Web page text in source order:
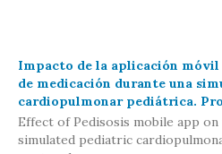
Impacto de la aplicación móvil
de medicación durante una
cardiopulmonar pediátrica.
Effect of Pedisosis mobile app
simulated pediatric